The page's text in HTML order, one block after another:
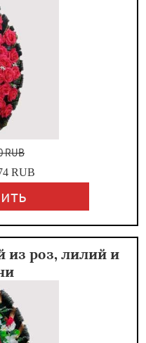
RUB
RUB
из роз, лилий и